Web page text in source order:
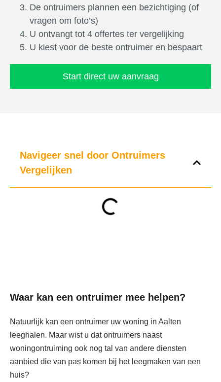
De ontruimers plannen een bezichtiging (of
vragen om foto’s)
U ontvangt tot 4 offertes ter vergelijking
U kiest voor de beste ontruimer en bespaart
Start direct uw aanvraag
Navigeer snel door Ontruimers
Vergelijken
Waar kan een ontruimer mee helpen?
Natuurlijk kan een ontruimer uw woning in Aalten
leeghalen. Maar wist u dat ontruimers naast
woningontruiming ook nog tal van andere diensten
aanbied die van pas komen bij het leegmaken van een
huis?